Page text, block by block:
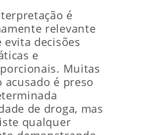
é
relevante
evita decisões
e
Muitas
acusado é preso
de droga, mas
qualquer